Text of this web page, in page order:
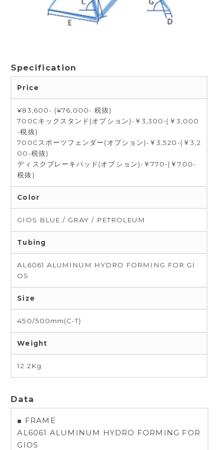
Specification
Price
¥83,600- (¥76,000- 税抜)
700Cキックスタンド(オプション)-￥3,300-(￥3,000
-税抜)
700Cスポーツフェンダー(オプション)-￥3,520-(￥3,2
00-税抜)
ディスクブレーキパッド(オプション)-￥770-(￥700-
税抜)
Color
GIOS BLUE / GRAY / PETROLEUM
Tubing
AL6061 ALUMINUM HYDRO FORMING FOR GI
OS
Size
450/500mm(C-T)
Weight
12.2Kg
Data
■ FRAME
AL6061 ALUMINUM HYDRO FORMING FOR
GIOS